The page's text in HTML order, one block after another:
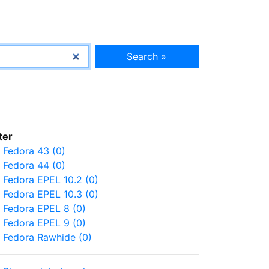
Search »
Fedora 43 (0)
Fedora 44 (0)
Fedora EPEL 10.2 (0)
Fedora EPEL 10.3 (0)
Fedora EPEL 8 (0)
Fedora EPEL 9 (0)
Fedora Rawhide (0)